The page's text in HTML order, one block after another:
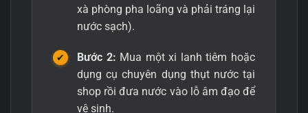
xà phòng pha loãng và phải tráng lại
nước sạch).
Bước 2: Mua một xi lanh tiêm hoặc
dụng cụ chuyên dụng thụt nước tại
shop rồi đưa nước vào lỗ âm đạo để
vệ sinh.